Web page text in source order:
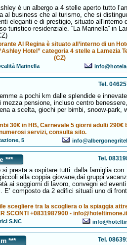
è un albergo a 4 stelle aperto tutto
al business che al turismo, che si
eleganti e di prestigio, situato all'interno
turistico-residenziale. “La Marinella” in
Al Regina è situato all’interno di un
Hotel” categoria 4 stelle a Lamezia
(CZ)
Marinella
Tel.
a pochi km dalle splendide e
pensione, incluso centro benessere,
a scelta, giochi per bimbi, snoow-park,
30€ in HB, Carnevale 5 giorni adulti 290€
servizi, consulta sito.
5
*** Tel.
si presta a ospitare tutti: dalla famiglia con
alla coppia giovane,dai gruppi
ai soggiorni di lavoro, convegni ed eventi
E’ composto da 2 edifici situati uno di
scegliere tra la scogliera o la spiaggia
SCONTI +0831987900 - info@hoteltimone.it
S.NC
*** Tel.